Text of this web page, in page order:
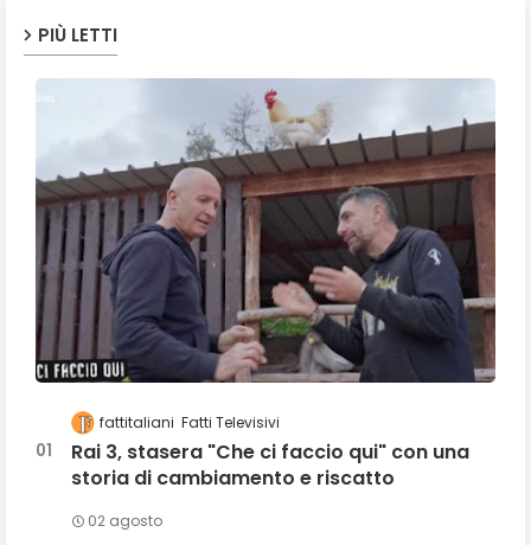
PIÙ LETTI
fattitaliani Fatti Televisivi
Rai 3, stasera "Che ci faccio qui" con una
storia di cambiamento e riscatto
02 agosto